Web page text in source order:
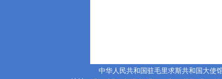
中华人民共和国驻毛里求斯共和国大使